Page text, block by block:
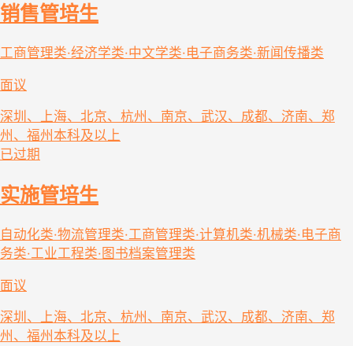
销售管培生
工商管理类·经济学类·中文学类·电子商务类·新闻传播类
面议
深圳、上海、北京、杭州、南京、武汉、成都、济南、郑
州、福州 本科及以上
已过期
实施管培生
自动化类·物流管理类·工商管理类·计算机类·机械类·电子商
务类·工业工程类·图书档案管理类
面议
深圳、上海、北京、杭州、南京、武汉、成都、济南、郑
州、福州 本科及以上